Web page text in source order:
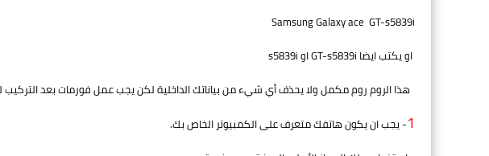
Samsung Galaxy ace GT-s5839i
او يكتب ايضا GT-s5839i او s5839i
هذا الروم روم مكمل ولا يحذف أي شيء من بياناتك الداخلية لكن يجب عمل فورمات بعد التركيب
1- يجب ان يكون هاتفك متعرف على الكمبيوتر الخاص بك.